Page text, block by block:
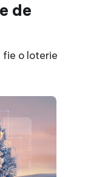
de
fie o loterie